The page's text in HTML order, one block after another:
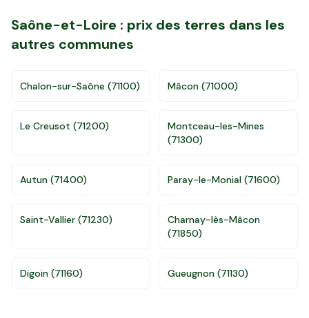
Saône-et-Loire : prix des terres dans les
autres communes
Chalon-sur-Saône (71100) Mâcon (71000)
Le Creusot (71200)
Montceau-les-Mines
(71300)
Autun (71400) Paray-le-Monial (71600)
Saint-Vallier (71230)
Charnay-lès-Mâcon
(71850)
Digoin (71160) Gueugnon (71130)
Accès gratuit illimité
Donnees de valeurs foncières officielles
96 departements